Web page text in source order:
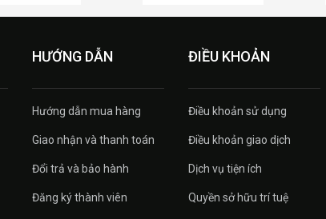
HƯỚNG DẪN
Hướng dẫn mua hàng
Giao nhận và thanh toán
Đổi trả và bảo hành
Đăng ký thành viên
ĐIỀU KHOẢN
Điều khoản sử dụng
Điều khoản giao dịch
Dịch vụ tiện ích
Quyền sở hữu trí tuệ